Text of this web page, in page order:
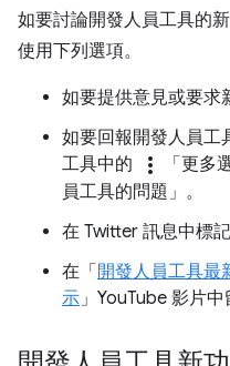
如要討論開發人員工具的
使用下列選項。
如要提供意見或要求
如要回報開發人員工
工具中的
more_vert 「更多
員工具的問題」 。
在 Twitter 訊息中標記
在「開發人員工具最
示 」YouTube 影片中